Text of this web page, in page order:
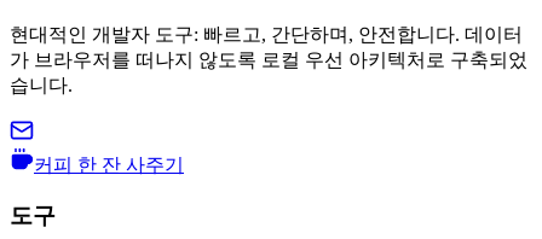
현대적인 개발자 도구: 빠르고, 간단하며, 안전합니다. 데이터
가 브라우저를 떠나지 않도록 로컬 우선 아키텍처로 구축되었
습니다.
커피 한 잔 사주기
도구